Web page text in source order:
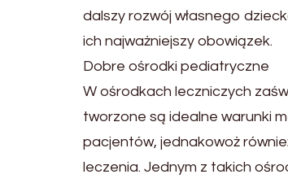
dalszy rozwój własnego
ich najważniejszy obowiązek.
Dobre ośrodki pediatryczne
W ośrodkach leczniczych
tworzone są idealne warunki
pacjentów, jednakowoż
leczenia. Jednym z takich